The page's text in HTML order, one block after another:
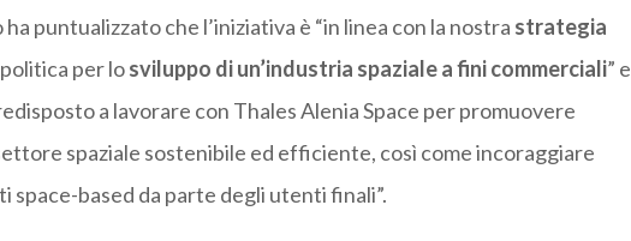
puntualizzato che l’iniziativa è “in linea con la nostra strategia
per losviluppo di un’industria spaziale a fini commerciali” e
a lavorare con Thales Alenia Space per promuovere
spaziale sostenibile ed efficiente, così come incoraggiare
space-based da parte degli utenti finali”.